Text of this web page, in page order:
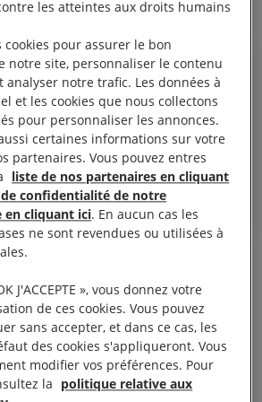
que je risque, mais les
à bord n’en peuvent
emmène en lieu sûr.
et a immédiatement été
italiennes. Le bateau a été
à présent des poursuites.
toute notre solidarité et
les atteintes aux droits humains
pour assurer le bon
notre site, personnaliser le contenu
analyser notre trafic. Les données à
et les cookies que nous collectons
pour personnaliser les annonces.
certaines informations sur votre
partenaires. Vous pouvez entres
liste de nos partenaires en cliquant
confidentialité de notre
en cliquant ici. En aucun cas les
ne sont revendues ou utilisées à
J'ACCEPTE », vous donnez votre
de ces cookies. Vous pouvez
sans accepter, et dans ce cas, les
des cookies s'appliqueront. Vous
modifier vos préférences. Pour
la politique relative aux